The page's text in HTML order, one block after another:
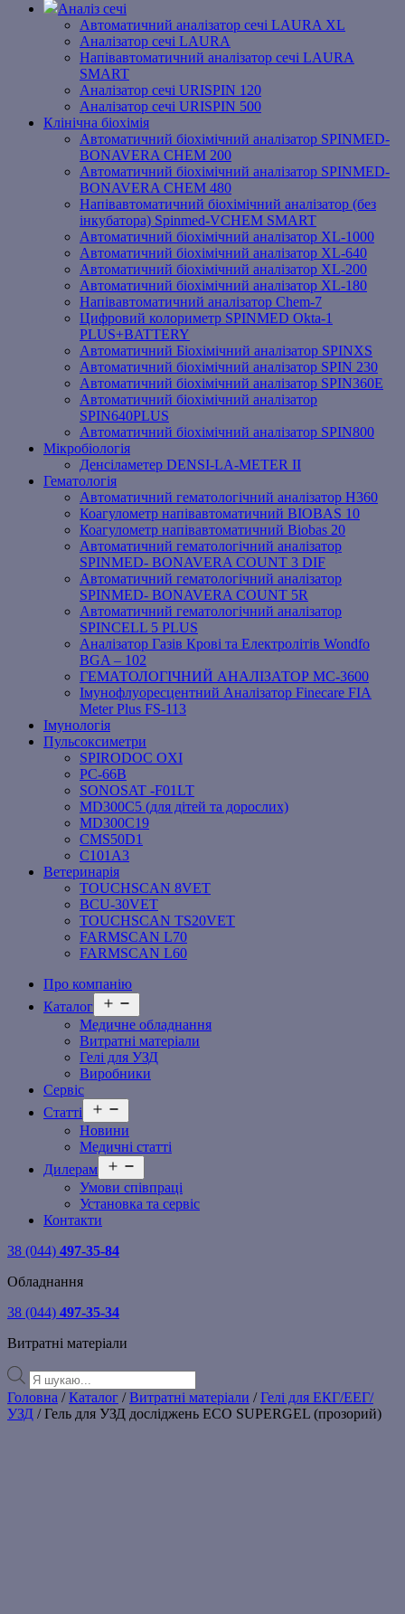
Аналіз сечі
Автоматичний аналізатор сечі LAURA XL
Аналізатор сечі LAURA
Напівавтоматичний аналізатор сечі LAURA
SMART
Аналізатор сечі URISPIN 120
Аналізатор сечі URISPIN 500
Клінічна біохімія
Автоматичний біохімічний аналізатор SPINMED-
BONAVERA CHEM 200
Автоматичний біохімічний аналізатор SPINMED-
BONAVERA CHEM 480
Напівавтоматичний біохімічний аналізатор (без
інкубатора) Spinmed-VCHEM SMART
Автоматичний біохімічний аналізатор XL-1000
Автоматичний біохімічний аналізатор XL-640
Автоматичний біохімічний аналізатор XL-200
Автоматичний біохімічний аналізатор XL-180
Напівавтоматичний аналізатор Chem-7
Цифровий колориметр SPINMED Okta-1
PLUS+BATTERY
Автоматичний Біохімічний аналізатор SPINXS
Автоматичний біохімічний аналізатор SPIN 230
Автоматичний біохімічний аналізатор SPIN360E
Автоматичний біохімічний аналізатор
SPIN640PLUS
Автоматичний біохімічний аналізатор SPIN800
Мікробіологія
Денсіламетер DENSI-LA-METER ІІ
Гематологія
Автоматичний гематологічний аналізатор Н360
Коагулометр напівавтоматичний BIOBAS 10
Коагулометр напівавтоматичний Biobas 20
Автоматичний гематологічний аналізатор
SPINMED- BONAVERA COUNT 3 DIF
Автоматичний гематологічний аналізатор
SPINMED- BONAVERA COUNT 5R
Автоматичний гематологічний аналізатор
SPINCELL 5 PLUS
Аналізатор Газів Крові та Електролітів Wondfo
BGA – 102
ГЕМАТОЛОГІЧНИЙ АНАЛІЗАТОР MC-3600
Імунофлуоресцентний Аналізатор Finecare FIA
Meter Plus FS-113
Імунологія
Пульсоксиметри
SPIRODOC OXI
PC-66B
SONOSAT -F01LT
MD300C5 (для дітей та дорослих)
MD300C19
СMS50D1
С101A3
Ветеринарія
TOUCHSCAN 8VET
BCU-30VET
TOUCHSCAN TS20VET
FARMSCAN L70
FARMSCAN L60
Про компанію
Каталог
меню
Медичне обладнання
Витратні матеріали
Гелі для УЗД
Виробники
Сервіс
Статті
меню
Новини
Медичні статті
Дилерам
меню
Умови співпраці
Установка та сервіс
Контакти
38 (044) 497-35-84
Обладнання
38 (044) 497-35-34
Витратні матеріали
Products
search
Головна /Каталог /Витратні матеріали /Гелі для ЕКГ/ЕЕГ/
УЗД / Гель для УЗД досліджень ECO SUPERGEL (прозорий)